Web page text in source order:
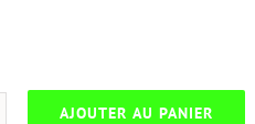
AJOUTER AU PANIER